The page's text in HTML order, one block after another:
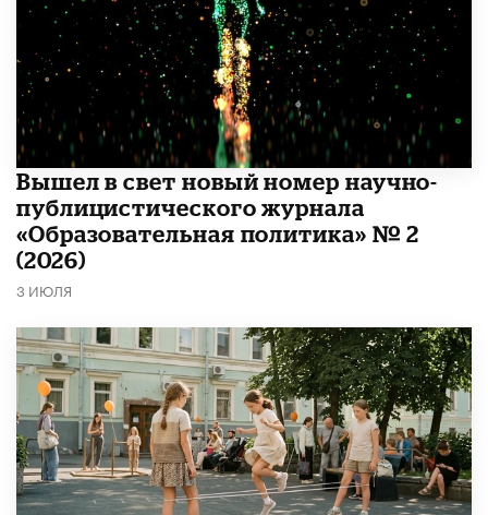
Вышел в свет новый номер научно-
публицистического журнала
«Образовательная политика» № 2
(2026)
3 ИЮЛЯ